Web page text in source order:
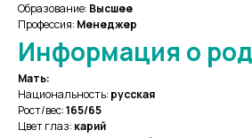
Образование: Высшее
Профессия: Менеджер
Информация о
Мать:
Национальность: русская
Рост/вес:165/65
Цвет глаз: карий